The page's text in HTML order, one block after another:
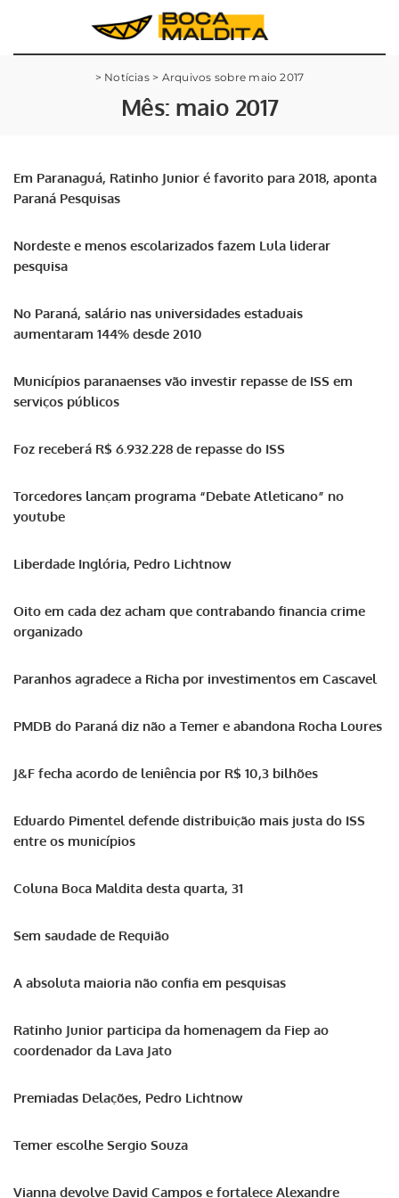
> Notícias> Arquivos sobre maio 2017
Mês: maio 2017
Em Paranaguá, Ratinho Junior é favorito para 2018, aponta
Paraná Pesquisas
Nordeste e menos escolarizados fazem Lula liderar
pesquisa
No Paraná, salário nas universidades estaduais
aumentaram 144% desde 2010
Municípios paranaenses vão investir repasse de ISS em
serviços públicos
Foz receberá R$ 6.932.228 de repasse do ISS
Torcedores lançam programa “Debate Atleticano” no
youtube
Liberdade Inglória, Pedro Lichtnow
Oito em cada dez acham que contrabando financia crime
organizado
Paranhos agradece a Richa por investimentos em Cascavel
PMDB do Paraná diz não a Temer e abandona Rocha Loures
J&F fecha acordo de leniência por R$ 10,3 bilhões
Eduardo Pimentel defende distribuição mais justa do ISS
entre os municípios
Coluna Boca Maldita desta quarta, 31
Sem saudade de Requião
A absoluta maioria não confia em pesquisas
Ratinho Junior participa da homenagem da Fiep ao
coordenador da Lava Jato
Premiadas Delações, Pedro Lichtnow
Temer escolhe Sergio Souza
Vianna devolve David Campos e fortalece Alexandre